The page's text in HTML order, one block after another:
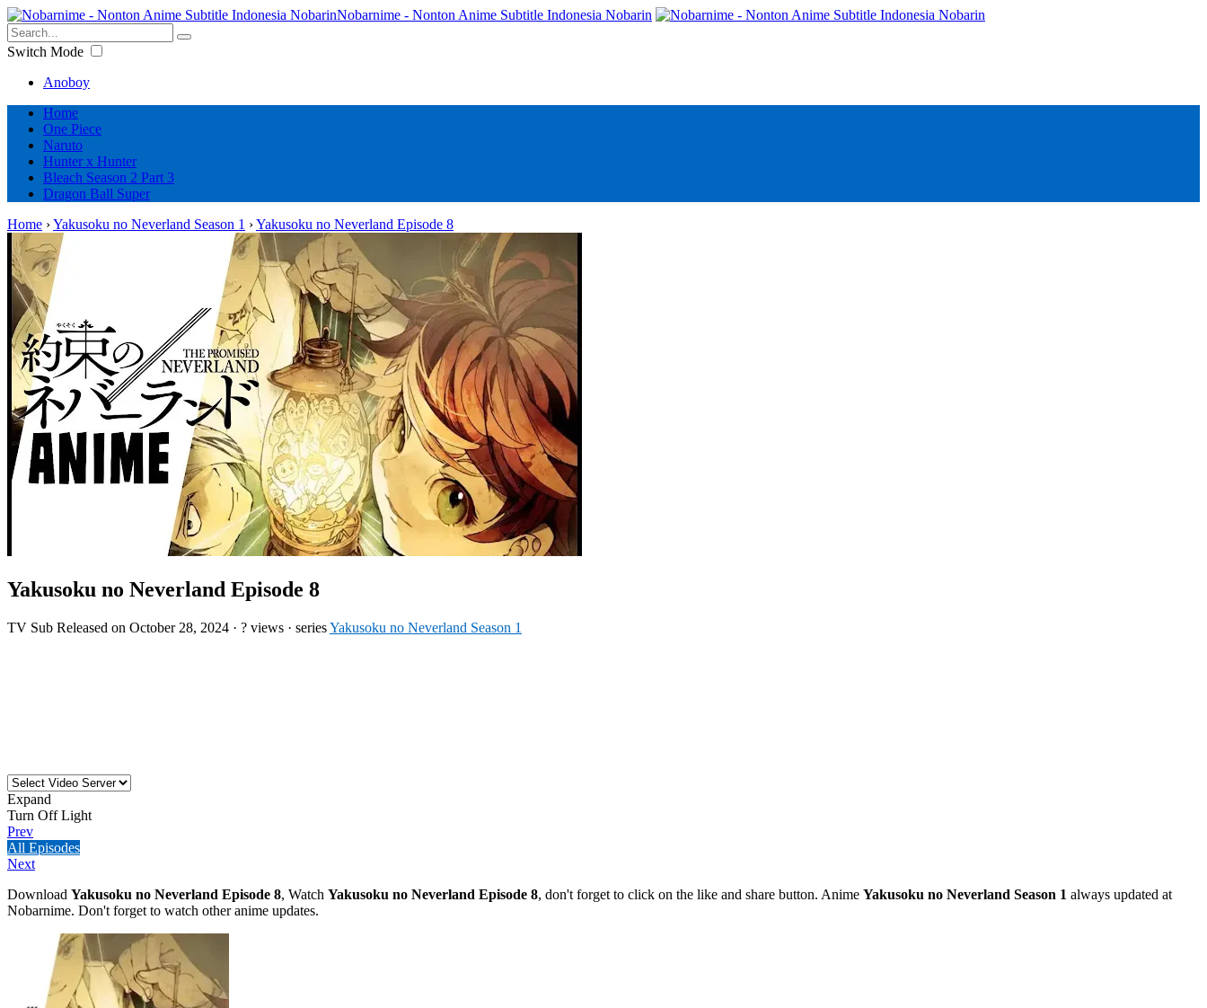
Nobarnime - Nonton Anime Subtitle Indonesia Nobarin
Switch Mode
Anoboy
Home
One Piece
Naruto
Hunter x Hunter
Bleach Season 2 Part 3
Dragon Ball Super
Home ›Yakusoku no Neverland Season 1 ›Yakusoku no Neverland Episode 8
Yakusoku no Neverland Episode 8
TV Sub Released on October 28, 2024 · ? views · seriesYakusoku no Neverland Season 1
Expand
Turn Off Light
Prev
All Episodes
Next
Download Yakusoku no Neverland Episode 8, Watch Yakusoku no Neverland Episode 8, don't forget to click on the like and share button. Anime Yakusoku no Neverland Season 1 always updated at
Nobarnime. Don't forget to watch other anime updates.